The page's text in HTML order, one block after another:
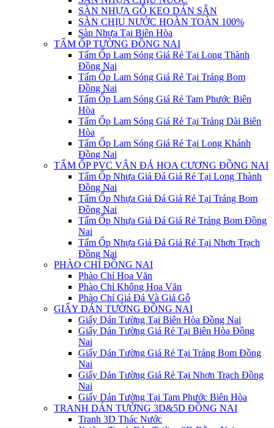
SÀN NHỰA GỖ KEO DÁN SẴN
SÀN CHỊU NƯỚC HOÀN TOÀN 100%
Sàn Nhựa Tại Biên Hòa
TẤM ỐP TƯỜNG ĐỒNG NAI
Tấm Ốp Lam Sóng Giá Rẻ Tại Long Thành
Đồng Nai
Tấm Ốp Lam Sóng Giá Rẻ Tại Trảng Bom
Đồng Nai
Tấm Ốp Lam Sóng Giá Rẻ Tam Phước Biên
Hòa
Tấm Ốp Lam Sóng Giá Rẻ Tại Trảng Dài Biên
Hòa
Tấm Ốp Lam Sóng Giá Rẻ Tại Long Khánh
Đồng Nai
TẤM ỐP PVC VÂN ĐÁ HOA CƯƠNG ĐỒNG NAI
Tấm Ốp Nhựa Giả Đá Giá Rẻ Tại Long Thành
Đồng Nai
Tấm Ốp Nhựa Giả Đá Giá Rẻ Tại Trảng Bom
Đồng Nai
Tấm Ốp Nhựa Giả Đá Giá Rẻ Trảng Bom Đồng
Nai
Tấm Ốp Nhựa Giả Đá Giá Rẻ Tại Nhơn Trạch
Đồng Nai
PHÀO CHỈ ĐỒNG NAI
Phào Chỉ Hoa Văn
Phào Chỉ Không Hoa Văn
Phào Chỉ Giả Đá Và Giả Gỗ
GIẤY DÁN TƯỜNG ĐỒNG NAI
Giấy Dán Tường Tại Biên Hòa Đồng Nai
Giấy Dán Tường Giá Rẻ Tại Biên Hòa Đồng
Nai
Giấy Dán Tường Giá Rẻ Tại Trảng Bom Đồng
Nai
Giấy Dán Tường Giá Rẻ Tại Nhơn Trạch Đồng
Nai
Giấy Dán Tường Tại Tam Phước Biên Hòa
TRANH DÁN TƯỜNG 3D&5D ĐỒNG NAI
Tranh 3D Thác Nước